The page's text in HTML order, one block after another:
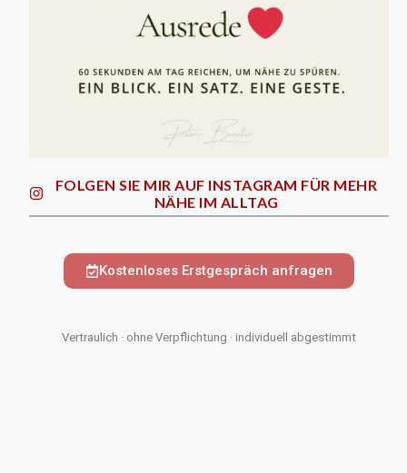
FOLGEN SIE MIR AUF INSTAGRAM FÜR MEHR
NÄHE IM ALLTAG
Kostenloses Erstgespräch anfragen
Vertraulich · ohne Verpflichtung · individuell abgestimmt